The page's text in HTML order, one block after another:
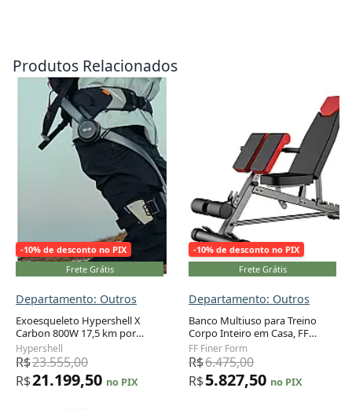
Produtos Relacionados
-10% de desconto no PIX
Frete Grátis
Departamento: Outros
Exoesqueleto Hypershell X
Carbon 800W 17,5 km por
Carga 10 Modos IA IP54 2
Baterias Anti-Cold
Hypershell
R$23.555,00
R$21.199,50 no PIX
-10% de desconto no PIX
Frete Grátis
Departamento: Outros
Banco Multiuso para Treino
Corpo Inteiro em Casa, FF
FINER FORM, Preto
FF Finer Form
R$6.475,00
R$5.827,50 no PIX
Adicionar ao carrinho Adicionar ao carrinho